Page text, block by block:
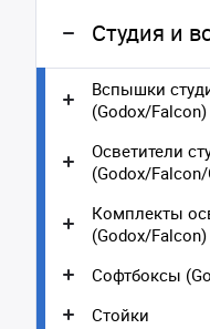
Студия и
Вспышки
(Godox/Falcon)
Осветители
(Godox/Falcon/
Комплекты
(Godox/Falcon)
Софтбоксы
Стойки